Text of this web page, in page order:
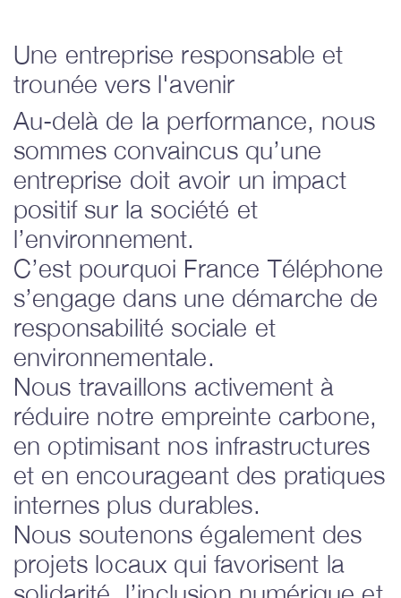
Une entreprise responsable et
trounée vers l'avenir
Au-delà de la performance, nous
sommes convaincus qu’une
entreprise doit avoir un impact
positif sur la société et
l’environnement.
C’est pourquoi France Téléphone
s’engage dans une démarche de
responsabilité sociale et
environnementale.
Nous travaillons activement à
réduire notre empreinte carbone,
en optimisant nos infrastructures
et en encourageant des pratiques
internes plus durables.
Nous soutenons également des
projets locaux qui favorisent la